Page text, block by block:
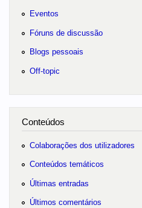
Eventos
Fóruns de discussão
Blogs pessoais
Off-topic
Conteúdos
Colaborações dos utilizadores
Conteúdos temáticos
Últimas entradas
Últimos comentários